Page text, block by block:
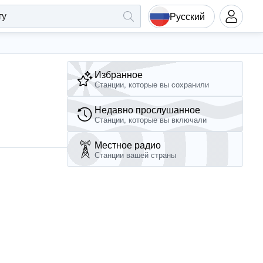
Русский
Избранное
Станции, которые вы сохранили
Недавно прослушанное
Станции, которые вы включали
Местное радио
Станции вашей страны